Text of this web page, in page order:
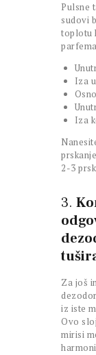
Pulsne
sudovi
toplotu
Iza
Iza
2-3
3.
Za još
iz iste
Ovo
mirisi